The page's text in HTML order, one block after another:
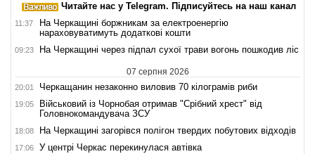
Читайте нас у Telegram. Підписуйтесь на наш канал
11:37
На Черкащині боржникам за електроенергію
нараховуватимуть додаткові кошти
09:23 На Черкащині через підпал сухої трави вогонь пошкодив ліс
07 серпня 2026
20:01 Черкащанин незаконно виловив 70 кілограмів риби
19:05
Військовий із Чорнобая отримав "Срібний хрест" від
Головнокомандувача ЗСУ
18:08 На Черкащині загорівся полігон твердих побутових відходів
17:06 У центрі Черкас перекинулася автівка